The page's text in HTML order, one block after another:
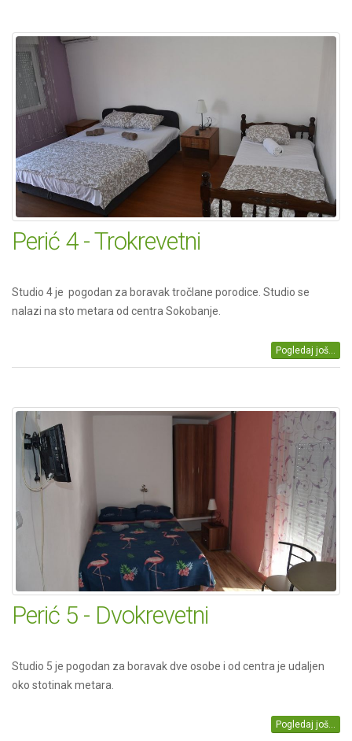
Perić 4 - Trokrevetni
Studio 4 je pogodan za boravak tročlane porodice. Studio se
nalazi na sto metara od centra Sokobanje.
Pogledaj još...
Perić 5 - Dvokrevetni
Studio 5 je pogodan za boravak dve osobe i od centra je udaljen
oko stotinak metara.
Pogledaj još...